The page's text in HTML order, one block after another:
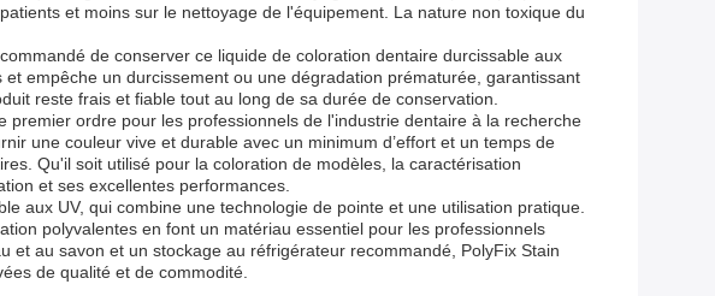
et moins sur le nettoyage de l'équipement. La nature non toxique du
de conserver ce liquide de coloration dentaire durcissable aux
empêche un durcissement ou une dégradation prématurée, garantissant
reste frais et fiable tout au long de sa durée de conservation.
ordre pour les professionnels de l'industrie dentaire à la recherche
une couleur vive et durable avec un minimum d’effort et un temps de
Qu'il soit utilisé pour la coloration de modèles, la caractérisation
et ses excellentes performances.
aux UV, qui combine une technologie de pointe et une utilisation pratique.
polyvalentes en font un matériau essentiel pour les professionnels
au savon et un stockage au réfrigérateur recommandé, PolyFix Stain
de qualité et de commodité.